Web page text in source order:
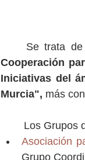
Se trata
Cooperación
Iniciativas del
Murcia", más
Los Grupos
Asociación
Grupo